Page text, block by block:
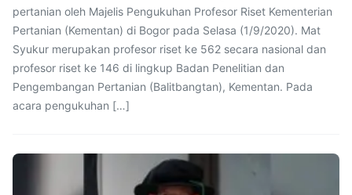
pertanian oleh Majelis Pengukuhan Profesor Riset Kementerian
Pertanian (Kementan) di Bogor pada Selasa (1/9/2020). Mat
Syukur merupakan profesor riset ke 562 secara nasional dan
profesor riset ke 146 di lingkup Badan Penelitian dan
Pengembangan Pertanian (Balitbangtan), Kementan. Pada
acara pengukuhan […]